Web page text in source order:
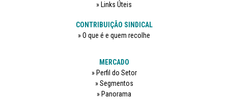
Links Úteis
CONTRIBUIÇÃO SINDICAL
O que é e quem recolhe
MERCADO
Perfil do Setor
Segmentos
Panorama